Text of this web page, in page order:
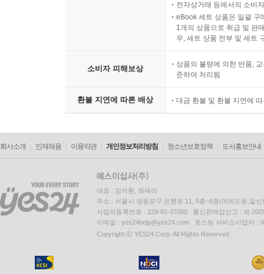
전자상거래 등에서의 소비
eBook 세트 상품은 일괄 구
1개의 상품으로 취급 및 판
우, 세트 상품 전부 및 세트
소비자 피해보상
상품의 불량에 의한 반품,
준하여 처리됨
환불 지연에 따른 배상 대금 환불 및 환불 지연에
회사소개 인재채용 이용약관 개인정보처리방침 청소년보호정책 도서홍보안내
대표 : 김석환, 최세라
주소 : 서울시 영등포구 은행로 11, 5층~6층(여의도동,일신
사업자등록번호 : 229-81-37000 통신판매업신고 : 제
이메일 : yes24help@yes24.com 호스팅 서비스사업자 :
Copyright ⓒ YES24 Corp. All Rights Reserved.